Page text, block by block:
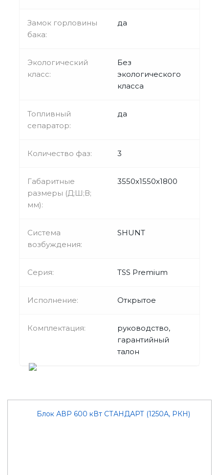
Замок горловины
бака:
да
Экологический
класс:
Без
экологического
класса
Топливный
сепаратор:
да
Количество фаз: 3
Габаритные
размеры (Д;Ш;В;
мм):
3550х1550х1800
Система
возбуждения:
SHUNT
Серия: TSS Premium
Исполнение: Открытое
Комплектация:
руководство,
гарантийный
талон